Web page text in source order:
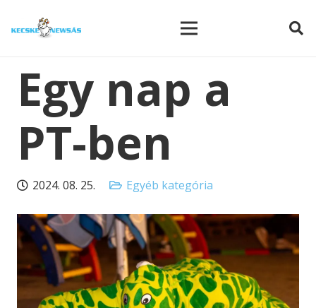
Egy nap a
PT-ben
2024. 08. 25. Egyéb kategória